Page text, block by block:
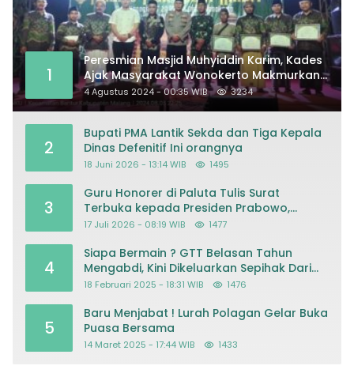
1
Peresmian Masjid Muhyiddin Karim, Kades
Ajak Masyarakat Wonokerto Makmurkan
Masjid
4 Agustus 2024 - 00:35 WIB 3234
2
Bupati PMA Lantik Sekda dan Tiga Kepala
Dinas Defenitif Ini orangnya
18 Juni 2026 - 13:14 WIB 1495
3
Guru Honorer di Paluta Tulis Surat
Terbuka kepada Presiden Prabowo,
Mohon Keadilan atas Dugaan
17 Juli 2026 - 08:19 WIB 1477
4
Siapa Bermain ? GTT Belasan Tahun
Mengabdi, Kini Dikeluarkan Sepihak Dari
Dapodik
18 Februari 2025 - 18:31 WIB 1476
5
Baru Menjabat ! Lurah Polagan Gelar Buka
Puasa Bersama
14 Maret 2025 - 17:44 WIB 1433